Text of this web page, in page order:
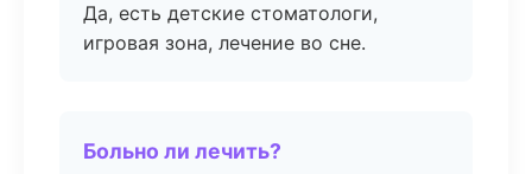
Да, есть детские стоматологи,
игровая зона, лечение во сне.
Больно ли лечить?